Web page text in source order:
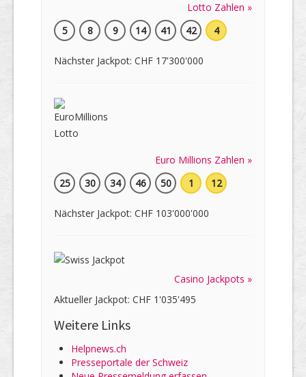
Lotto Zahlen »
5
8 9 14 41 42 4
Nächster Jackpot: CHF 17'300'000
Euro Millions Zahlen »
25
30 34 46 50 1 12
Nächster Jackpot: CHF 103'000'000
Casino Jackpots »
Aktueller Jackpot: CHF 1'035'495
Weitere Links
Helpnews.ch
Presseportale der Schweiz